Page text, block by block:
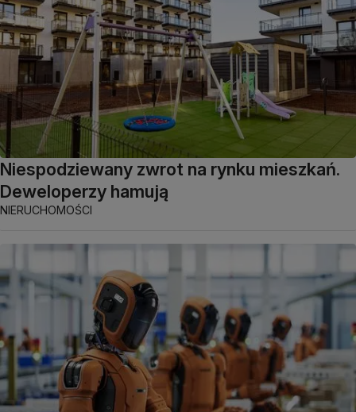
Niespodziewany zwrot na rynku mieszkań.
Deweloperzy hamują
NIERUCHOMOŚCI